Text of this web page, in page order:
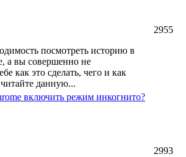
посмотреть историю в
а вы совершенно не
как это сделать, чего и как
данную...
2955
включить режим инкогнито?
2993